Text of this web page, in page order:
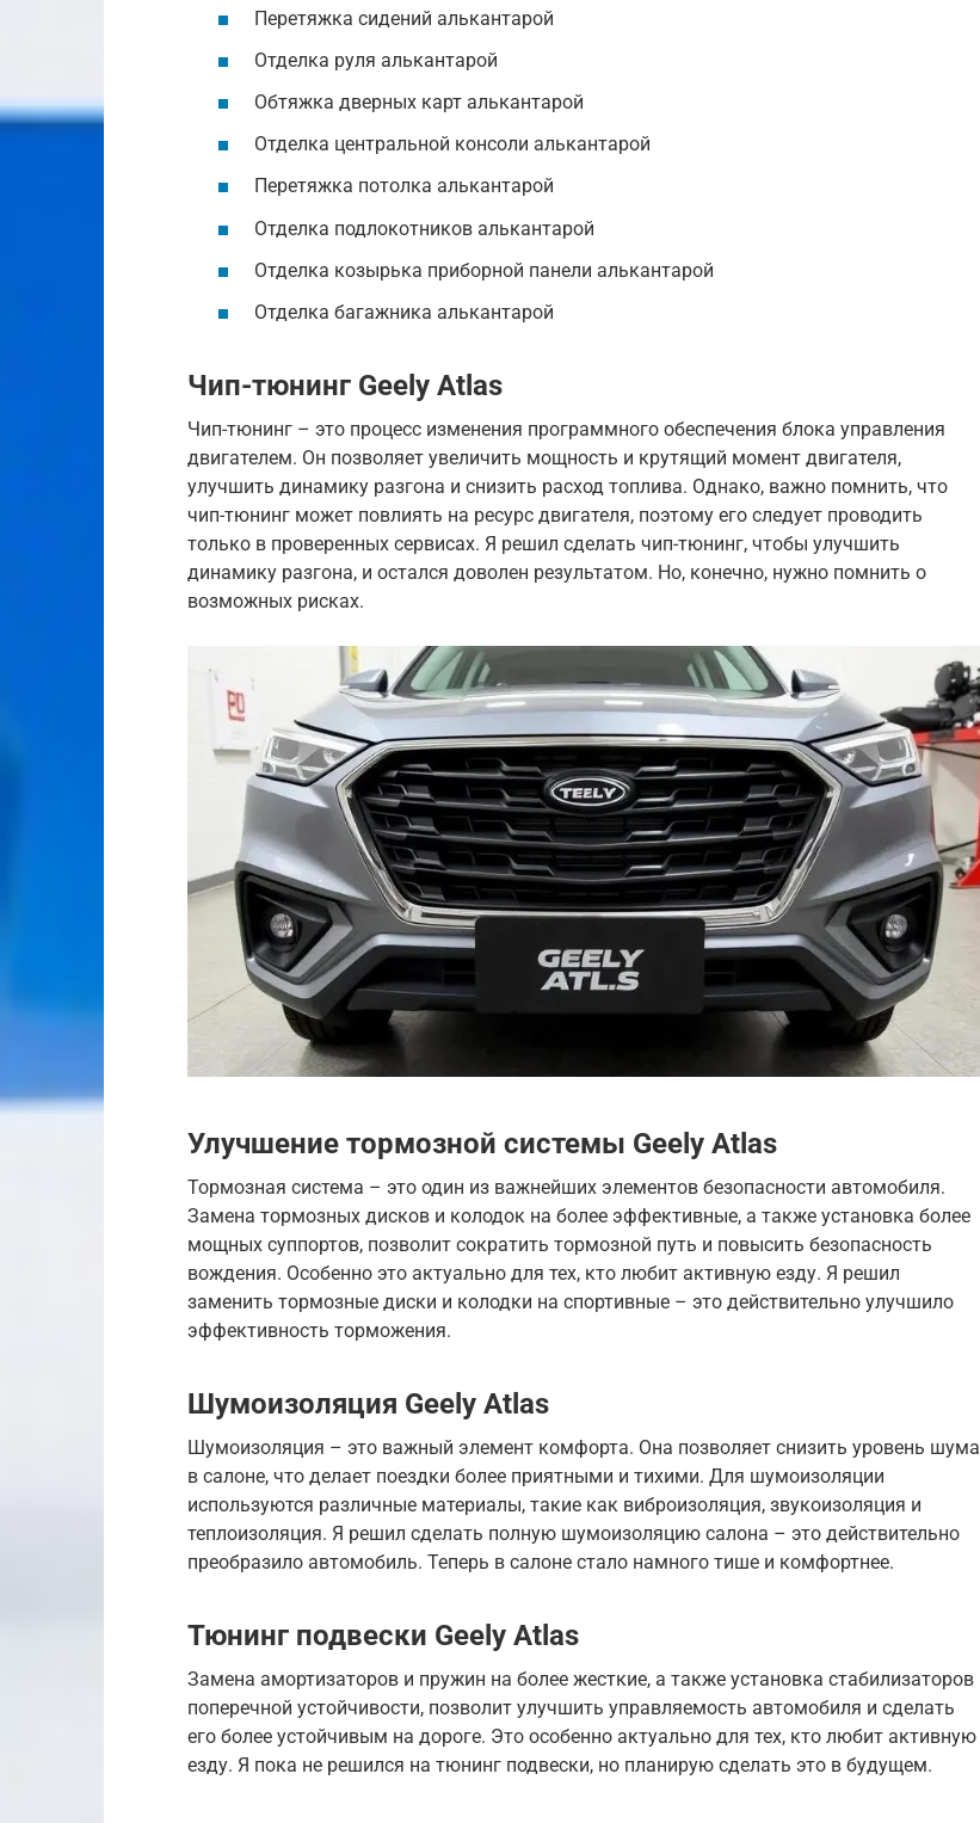
Перетяжка сидений алькантарой
Отделка руля алькантарой
Обтяжка дверных карт алькантарой
Отделка центральной консоли алькантарой
Перетяжка потолка алькантарой
Отделка подлокотников алькантарой
Отделка козырька приборной панели алькантарой
Отделка багажника алькантарой
Чип-тюнинг Geely Atlas
Чип-тюнинг – это процесс изменения программного обеспечения блока управления
двигателем. Он позволяет увеличить мощность и крутящий момент двигателя,
улучшить динамику разгона и снизить расход топлива. Однако, важно помнить, что
чип-тюнинг может повлиять на ресурс двигателя, поэтому его следует проводить
только в проверенных сервисах. Я решил сделать чип-тюнинг, чтобы улучшить
динамику разгона, и остался доволен результатом. Но, конечно, нужно помнить о
возможных рисках.
Улучшение тормозной системы Geely Atlas
Тормозная система – это один из важнейших элементов безопасности автомобиля.
Замена тормозных дисков и колодок на более эффективные, а также установка более
мощных суппортов, позволит сократить тормозной путь и повысить безопасность
вождения. Особенно это актуально для тех, кто любит активную езду. Я решил
заменить тормозные диски и колодки на спортивные – это действительно улучшило
эффективность торможения.
Шумоизоляция Geely Atlas
Шумоизоляция – это важный элемент комфорта. Она позволяет снизить уровень шума
в салоне, что делает поездки более приятными и тихими. Для шумоизоляции
используются различные материалы, такие как виброизоляция, звукоизоляция и
теплоизоляция. Я решил сделать полную шумоизоляцию салона – это действительно
преобразило автомобиль. Теперь в салоне стало намного тише и комфортнее.
Тюнинг подвески Geely Atlas
Замена амортизаторов и пружин на более жесткие, а также установка стабилизаторов
поперечной устойчивости, позволит улучшить управляемость автомобиля и сделать
его более устойчивым на дороге. Это особенно актуально для тех, кто любит активную
езду. Я пока не решился на тюнинг подвески, но планирую сделать это в будущем.